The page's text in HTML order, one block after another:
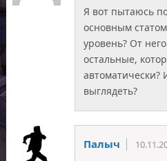
Я вот пытаюсь
основным
уровень? От
остальные,
автоматически?
выглядеть?
Палыч